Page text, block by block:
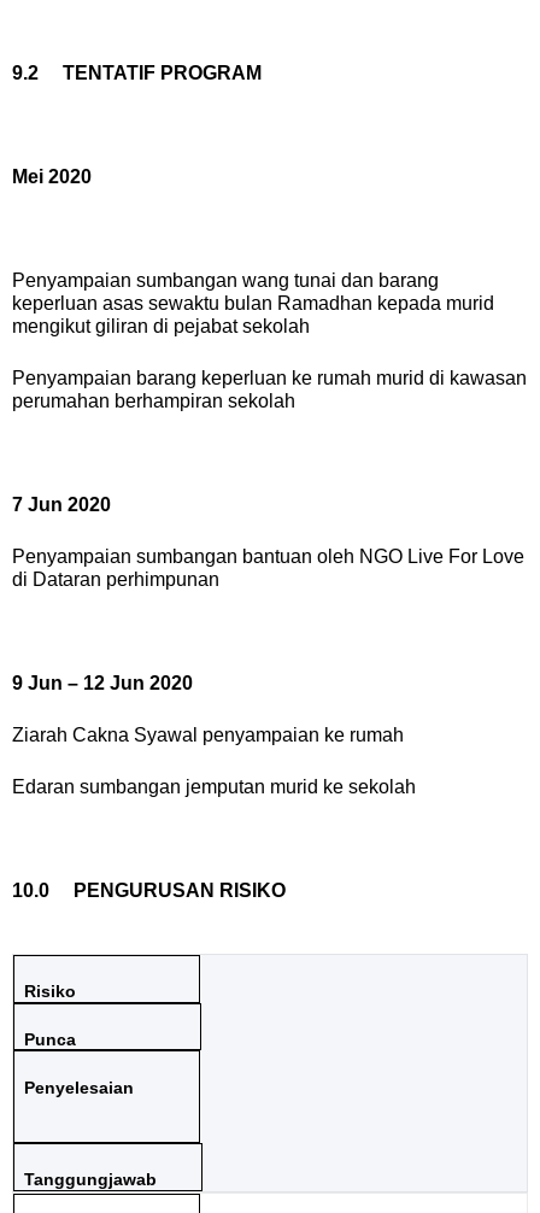
9.2 TENTATIF PROGRAM
Mei 2020
Penyampaian sumbangan wang tunai dan barang
keperluan asas sewaktu bulan Ramadhan kepada murid
mengikut giliran di pejabat sekolah
Penyampaian barang keperluan ke rumah murid di kawasan
perumahan berhampiran sekolah
7 Jun 2020
Penyampaian sumbangan bantuan oleh NGO Live For Love
di Dataran perhimpunan
9 Jun – 12 Jun 2020
Ziarah Cakna Syawal penyampaian ke rumah
Edaran sumbangan jemputan murid ke sekolah
10.0 PENGURUSAN RISIKO
Risiko
Punca
Penyelesaian
Tanggungjawab